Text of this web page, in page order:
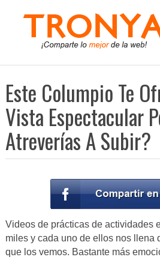
Este Columpio Te
Vista Espectacular
Atreverías A Subir?
Videos de prácticas de actividades
miles y cada uno de ellos nos llena
que los vemos. Bastante más